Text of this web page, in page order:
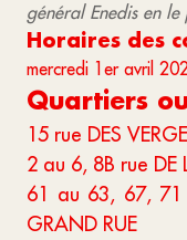
général Enedis en
Horaires des
mercredi 1er avril
Quartiers
15 rue DES
2 au 6, 8B rue DE
61 au 63, 67,
GRAND RUE